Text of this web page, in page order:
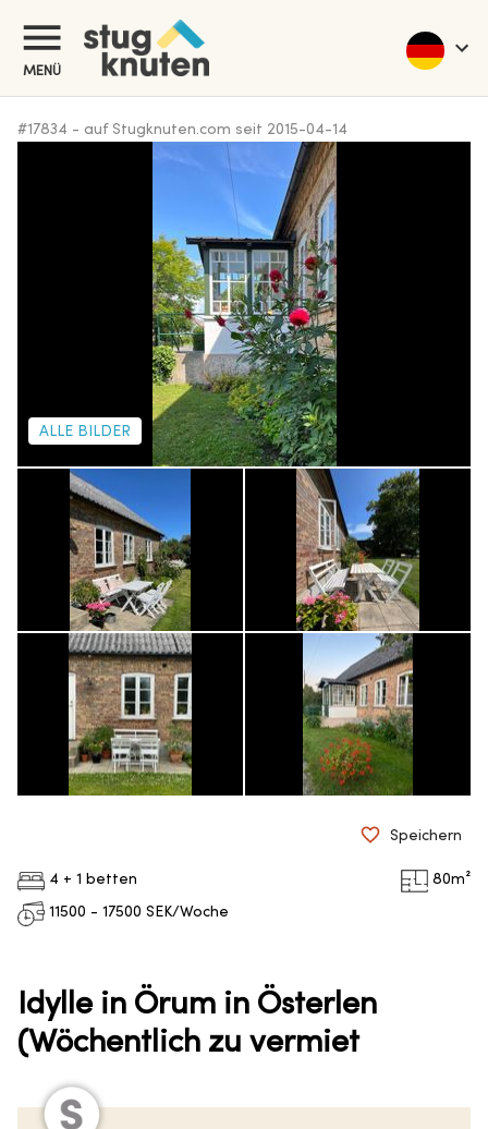
MENÜ
#17834 - auf Stugknuten.com seit 2015-04-14
ALLE BILDER
4 + 1 betten 80m²
11500 - 17500 SEK/Woche
Speichern
Idylle in Örum in Österlen
(Wöchentlich zu vermiet